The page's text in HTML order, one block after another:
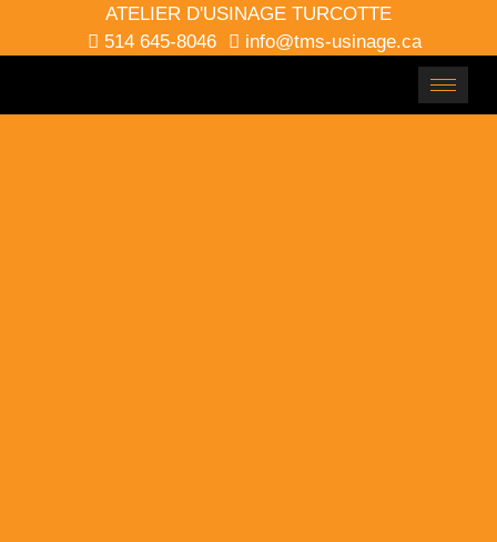
ATELIER D'USINAGE TURCOTTE
514 645-8046
info@tms-usinage.ca